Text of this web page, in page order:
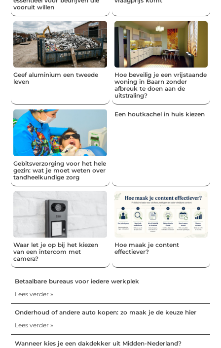
vooruit willen
Geef aluminium een tweede
leven
Hoe beveilig je een vrijstaande
woning in Baarn zonder
afbreuk te doen aan de
uitstraling?
Gebitsverzorging voor het hele
gezin: wat je moet weten over
tandheelkundige zorg
Een houtkachel in huis kiezen
Waar let je op bij het kiezen
van een intercom met
camera?
Hoe maak je content
effectiever?
Betaalbare bureaus voor iedere werkplek
Lees verder »
Onderhoud of andere auto kopen: zo maak je de keuze hier
Lees verder »
Wanneer kies je een dakdekker uit Midden-Nederland?